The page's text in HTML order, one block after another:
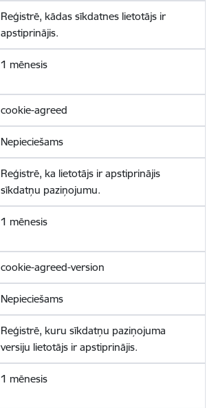
Reģistrē, kādas sīkdatnes lietotājs ir
apstiprinājis.
1 mēnesis
cookie-agreed
Nepieciešams
Reģistrē, ka lietotājs ir apstiprinājis
sīkdatņu paziņojumu.
1 mēnesis
cookie-agreed-version
Nepieciešams
Reģistrē, kuru sīkdatņu paziņojuma
versiju lietotājs ir apstiprinājis.
1 mēnesis